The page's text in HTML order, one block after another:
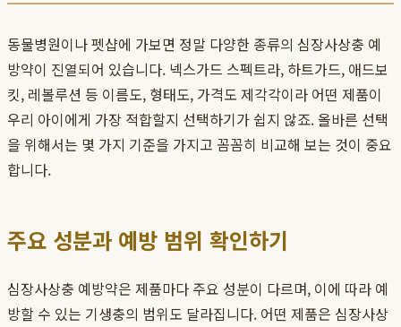
동물병원이나 펫샵에 가보면 정말 다양한 종류의 심장사상충 예
방약이 진열되어 있습니다. 넥스가드 스펙트라, 하트가드, 애드보
킷, 레볼루션 등 이름도, 형태도, 가격도 제각각이라 어떤 제품이
우리 아이에게 가장 적합할지 선택하기가 쉽지 않죠. 올바른 선택
을 위해서는 몇 가지 기준을 가지고 꼼꼼히 비교해 보는 것이 중요
합니다.
주요 성분과 예방 범위 확인하기
심장사상충 예방약은 제품마다 주요 성분이 다르며, 이에 따라 예
방할 수 있는 기생충의 범위도 달라집니다. 어떤 제품은 심장사상